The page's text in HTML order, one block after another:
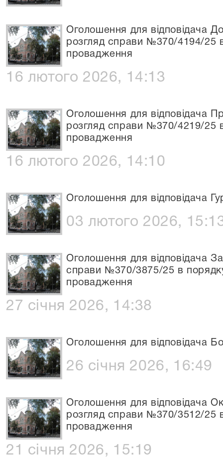
Оголошення для відповідача
розгляд справи №370/4194/25
провадження
16 лютого 2026, 14:13
Оголошення для відповідача
розгляд справи №370/4219/25
провадження
16 лютого 2026, 14:10
Оголошення для відповідача
03 лютого 2026,
Оголошення для відповідача
справи №370/3875/25 в
провадження
27 січня 2026, 14:38
Оголошення для відповідача
26 січня 2026, 16:49
Оголошення для відповідача
розгляд справи №370/3512/25
провадження
21 січня 2026, 15:19